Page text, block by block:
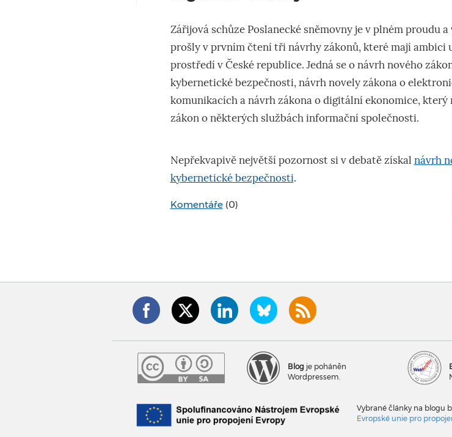
Zářijová schůze Poslanecké sněmovny je v plném proudu
prošly v prvním čtení tři návrhy zákonů, které mají ambici
prostředí v České republice. Jedná se o návrh nového
kybernetické bezpečnosti, návrh novely zákona o
komunikacích a návrh zákona o digitální ekonomice, který
zákon o některých službách informační společnosti.
Nepřekvapivě největší pozornost si v debatě získal návrh
kybernetické bezpečnosti.
Komentáře (0)
Blog je poháněn
Wordpressem.
Vybrané články na blogu
Evropské unie pro